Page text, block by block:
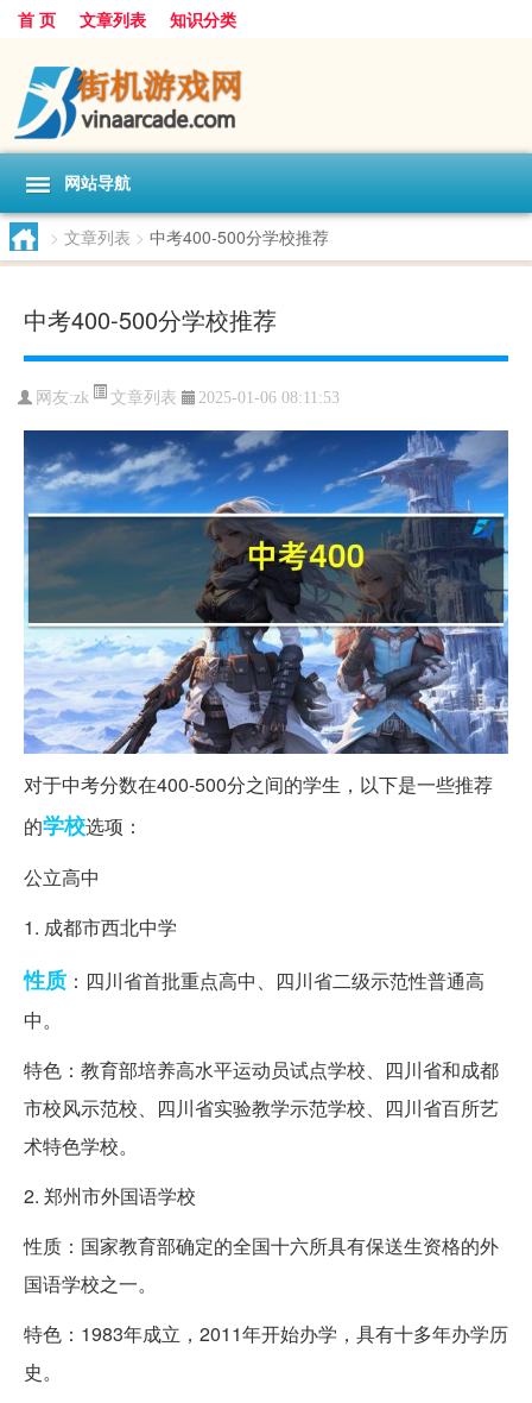
首 页 文章列表 知识分类
网站导航
> 文章列表 > 中考400-500分学校推荐
中考400-500分学校推荐
网友:zk 文章列表 2025-01-06 08:11:53
对于中考分数在400-500分之间的学生，以下是一些推荐
的学校选项：
公立高中
1. 成都市西北中学
性质 ：四川省首批重点高中、四川省二级示范性普通高
中。
特色：教育部培养高水平运动员试点学校、四川省和成都
市校风示范校、四川省实验教学示范学校、四川省百所艺
术特色学校。
2. 郑州市外国语学校
性质：国家教育部确定的全国十六所具有保送生资格的外
国语学校之一。
特色：1983年成立，2011年开始办学，具有十多年办学历
史。